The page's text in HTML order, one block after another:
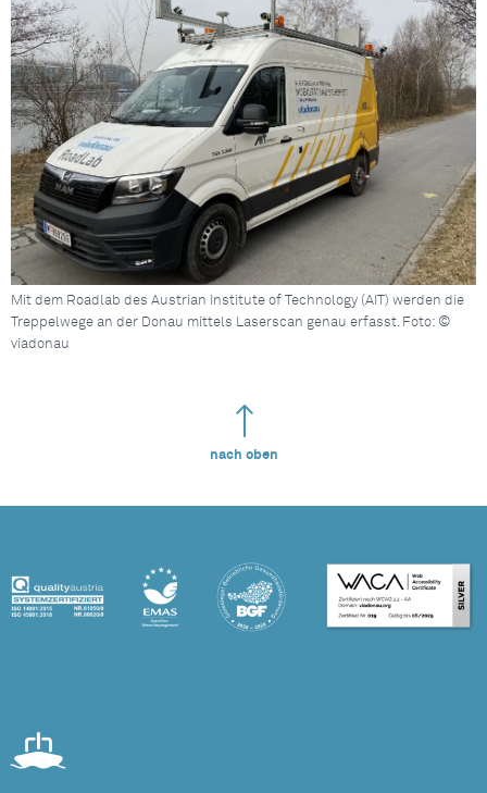
Mit dem Roadlab des Austrian Institute of Technology (AIT) werden die
Treppelwege an der Donau mittels Laserscan genau erfasst. Foto: ©
viadonau
nach oben